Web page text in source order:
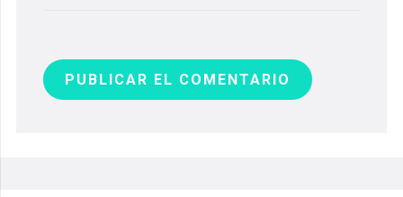
PUBLICAR EL COMENTARIO